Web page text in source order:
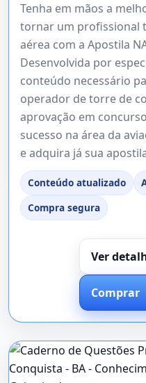
Tenha em mãos a
tornar um profissional
aérea com a Apostila
Desenvolvida por
conteúdo necessário
operador de torre de
aprovação em
sucesso na área da
e adquira já sua
Conteúdo atualizado
Compra segura
Ver
Comprar